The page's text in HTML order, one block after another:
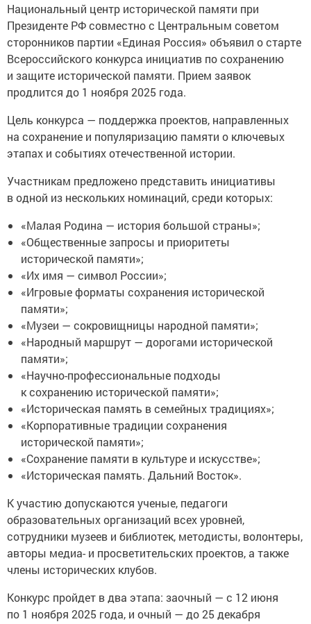
Национальный центр исторической памяти при
Президенте РФ совместно с Центральным советом
сторонников партии «Единая Россия» объявил о старте
Всероссийского конкурса инициатив по сохранению
и защите исторической памяти. Прием заявок
продлится до 1 ноября 2025 года.
Цель конкурса — поддержка проектов, направленных
на сохранение и популяризацию памяти о ключевых
этапах и событиях отечественной истории.
Участникам предложено представить инициативы
в одной из нескольких номинаций, среди которых:
«Малая Родина — история большой страны»;
«Общественные запросы и приоритеты
исторической памяти»;
«Их имя — символ России»;
«Игровые форматы сохранения исторической
памяти»;
«Музеи — сокровищницы народной памяти»;
«Народный маршрут — дорогами исторической
памяти»;
«Научно-профессиональные подходы
к сохранению исторической памяти»;
«Историческая память в семейных традициях»;
«Корпоративные традиции сохранения
исторической памяти»;
«Сохранение памяти в культуре и искусстве»;
«Историческая память. Дальний Восток».
К участию допускаются ученые, педагоги
образовательных организаций всех уровней,
сотрудники музеев и библиотек, методисты, волонтеры,
авторы медиа- и просветительских проектов, а также
члены исторических клубов.
Конкурс пройдет в два этапа: заочный — с 12 июня
по 1 ноября 2025 года, и очный — до 25 декабря